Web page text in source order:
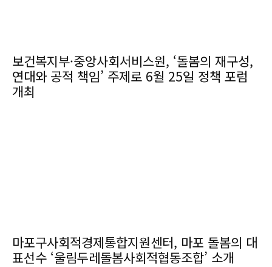
보건복지부·중앙사회서비스원, ‘돌봄의 재구성,
연대와 공적 책임’ 주제로 6월 25일 정책 포럼
개최
마포구사회적경제통합지원센터, 마포 돌봄의 대
표선수 ‘울림두레돌봄사회적협동조합’ 소개